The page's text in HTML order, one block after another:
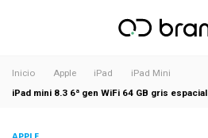
Inicio Apple iPad
iPad Mini
iPad mini 8.3 6ª gen WiFi 64 GB gris espacial